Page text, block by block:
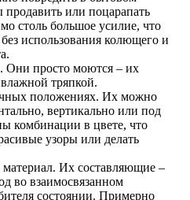
или поцарапать
столь большое усилие, что
использования колющего и
Они просто моются – их
влажной тряпкой.
положениях. Их можно
вертикально или под
комбинации в цвете, что
узоры или делать
Их составляющие –
во взаимосвязанном
состоянии. Примерно